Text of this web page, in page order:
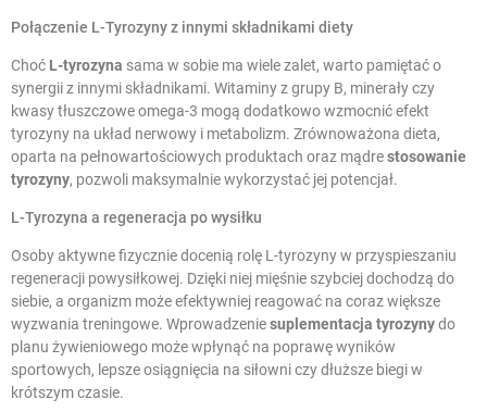
Połączenie L-Tyrozyny z innymi składnikami diety
Choć L-tyrozyna sama w sobie ma wiele zalet, warto pamiętać o
synergii z innymi składnikami. Witaminy z grupy B, minerały czy
kwasy tłuszczowe omega-3 mogą dodatkowo wzmocnić efekt
tyrozyny na układ nerwowy i metabolizm. Zrównoważona dieta,
oparta na pełnowartościowych produktach oraz mądrestosowanie
tyrozyny, pozwoli maksymalnie wykorzystać jej potencjał.
L-Tyrozyna a regeneracja po wysiłku
Osoby aktywne fizycznie docenią rolę L-tyrozyny w przyspieszaniu
regeneracji powysiłkowej. Dzięki niej mięśnie szybciej dochodzą do
siebie, a organizm może efektywniej reagować na coraz większe
wyzwania treningowe. Wprowadzeniesuplementacja tyrozynydo
planu żywieniowego może wpłynąć na poprawę wyników
sportowych, lepsze osiągnięcia na siłowni czy dłuższe biegi w
krótszym czasie.